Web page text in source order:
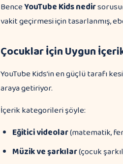
BenceYouTube Kids nedir
vakit geçirmesi için tasarlanmış,
Çocuklar İçin Uygun
YouTube Kids’in en güçlü tarafı
araya getiriyor.
İçerik kategorileri şöyle:
Eğitici videolar(matematik,
Müzik ve şarkılar(çocuk